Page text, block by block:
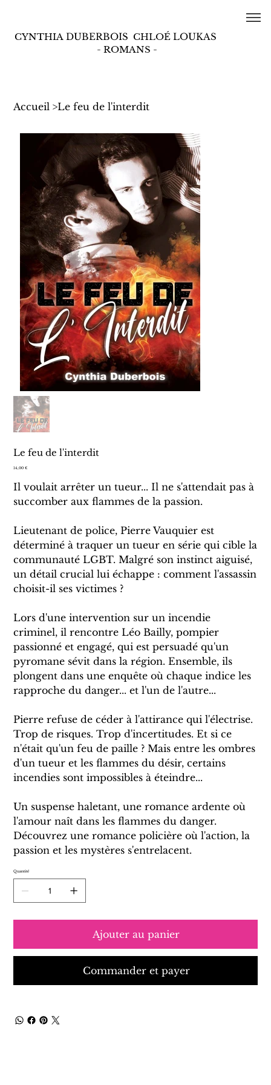
CYNTHIA DUBERBOIS CHLOÉ LOUKAS
- ROMANS -
Accueil >Le feu de l'interdit
Le feu de l'interdit
Prix
14,00 €
Il voulait arrêter un tueur... Il ne s'attendait pas à
succomber aux flammes de la passion.
Lieutenant de police, Pierre Vauquier est
déterminé à traquer un tueur en série qui cible la
communauté LGBT. Malgré son instinct aiguisé,
un détail crucial lui échappe : comment l'assassin
choisit-il ses victimes ?
Lors d'une intervention sur un incendie
criminel, il rencontre Léo Bailly, pompier
passionné et engagé, qui est persuadé qu'un
pyromane sévit dans la région. Ensemble, ils
plongent dans une enquête où chaque indice les
rapproche du danger... et l'un de l'autre...
Pierre refuse de céder à l'attirance qui l'électrise.
Trop de risques. Trop d'incertitudes. Et si ce
n'était qu'un feu de paille ? Mais entre les ombres
d'un tueur et les flammes du désir, certains
incendies sont impossibles à éteindre...
Un suspense haletant, une romance ardente où
l'amour naît dans les flammes du danger.
Découvrez une romance policière où l'action, la
passion et les mystères s'entrelacent.
Quantité
Ajouter au panier
Commander et payer